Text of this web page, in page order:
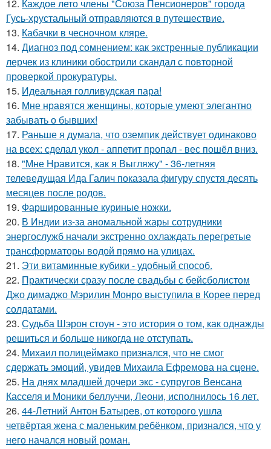
12. Каждое лето члены "Союза Пенсионеров" города
Гусь-хрустальный отправляются в путешествие.
13. Кабачки в чесночном кляре.
14. Диагноз под сомнением: как экстренные публикации
лерчек из клиники обострили скандал с повторной
проверкой прокуратуры.
15. Идеальная голливудская пара!
16. Мне нравятся женщины, которые умеют элегантно
забывать о бывших!
17. Раньше я думала, что оземпик действует одинаково
на всех: сделал укол - аппетит пропал - вес пошёл вниз.
18. "Мне Нравится, как я Выгляжу" - 36-летняя
телеведущая Ида Галич показала фигуру спустя десять
месяцев после родов.
19. Фаршированные куриные ножки.
20. В Индии из-за аномальной жары сотрудники
энергослужб начали экстренно охлаждать перегретые
трансформаторы водой прямо на улицах.
21. Эти витаминные кубики - удобный способ.
22. Практически сразу после свадьбы с бейсболистом
Джо димаджо Мэрилин Монро выступила в Корее перед
солдатами.
23. Судьба Шэрон стоун - это история о том, как однажды
решиться и больше никогда не отступать.
24. Михаил полицеймако признался, что не смог
сдержать эмоций, увидев Михаила Ефремова на сцене.
25. На днях младшей дочери экс - супругов Венсана
Касселя и Моники беллуччи, Леони, исполнилось 16 лет.
26. 44-Летний Антон Батырев, от которого ушла
четвёртая жена с маленьким ребёнком, признался, что у
него начался новый роман.